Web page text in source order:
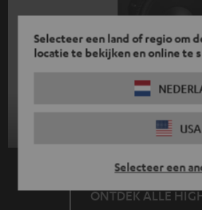
Selecteer een land of regio om
locatie te bekijken en online te
USA
Selecteer een
ONTDEK ALLE